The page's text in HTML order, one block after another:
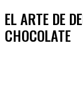
EL ARTE DE
CHOCOLATE